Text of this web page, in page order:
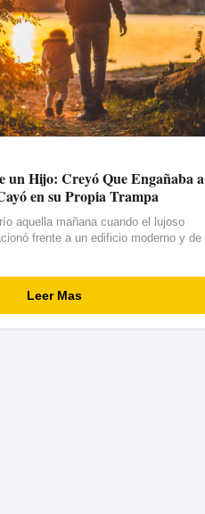
un Hijo: Creyó Que Engañaba a
en su Propia Trampa
aquella mañana cuando el lujoso
frente a un edificio moderno y de
Leer Mas